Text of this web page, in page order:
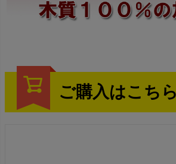
ご購入はこちら